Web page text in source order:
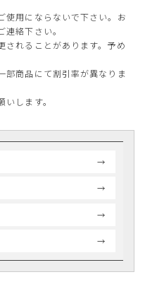
使用にならないで下さい。お
絡下さい。
されることがあります。予め
部商品にて割引率が異なりま
します。